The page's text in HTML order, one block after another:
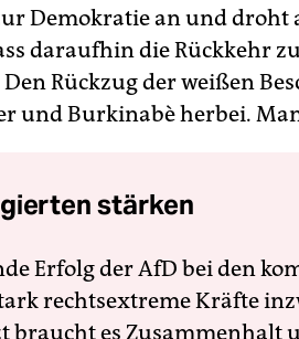
Demokratie an und droht
daraufhin die Rückkehr
Rückzug der weißen
und Burkinabè herbei.
stärken
Erfolg der AfD bei den
rechtsextreme Kräfte
braucht es Zusammenhalt